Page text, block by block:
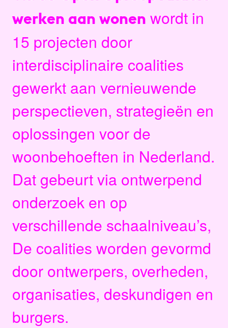
werken aan wonen wordt in
15 projecten door
interdisciplinaire coalities
gewerkt aan vernieuwende
perspectieven, strategieën en
oplossingen voor de
woonbehoeften in Nederland.
Dat gebeurt via ontwerpend
onderzoek en op
verschillende schaalniveau’s,
De coalities worden gevormd
door ontwerpers, overheden,
organisaties, deskundigen en
burgers.